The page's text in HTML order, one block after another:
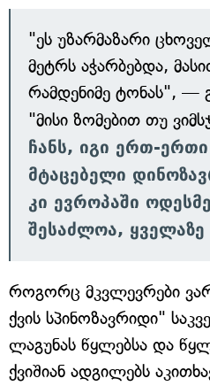
"ეს უზარმაზარი
მეტრს აჭარბებდა,
რამდენიმე ტონას", —
"მისი ზომებით თუ
ჩანს, იგი ერთ-
მტაცებელი
კი ევროპაში
შესაძლოა,
როგორც მკვლევრები
ქვის სპინოზავრიდი"
ლაგუნას წყლებსა და
ქვიშიან ადგილებს